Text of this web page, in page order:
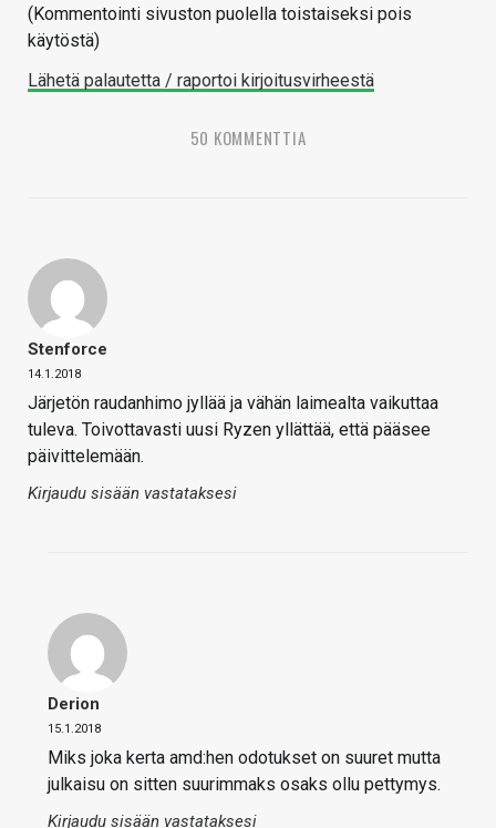
(Kommentointi sivuston puolella toistaiseksi pois
käytöstä)
Lähetä palautetta / raportoi kirjoitusvirheestä
50 KOMMENTTIA
Stenforce
14.1.2018
Järjetön raudanhimo jyllää ja vähän laimealta vaikuttaa
tuleva. Toivottavasti uusi Ryzen yllättää, että pääsee
päivittelemään.
Kirjaudu sisään vastataksesi
Derion
15.1.2018
Miks joka kerta amd:hen odotukset on suuret mutta
julkaisu on sitten suurimmaks osaks ollu pettymys.
Kirjaudu sisään vastataksesi